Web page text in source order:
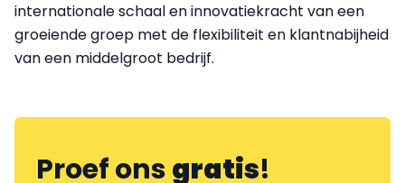
internationale schaal en innovatiekracht van een
groeiende groep met de flexibiliteit en klantnabijheid
van een middelgroot bedrijf.
Proef onsgratis!